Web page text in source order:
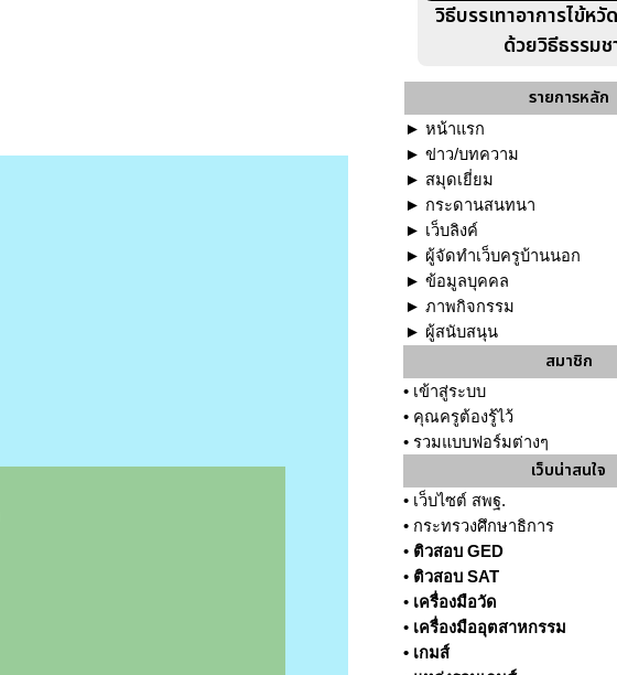
วิธีบรรเทาอาการไข้ห
ด้วยวิธีธรรม
รายการหลัก
► หน้าแรก
► ข่าว/บทความ
► สมุดเยี่ยม
► กระดานสนทนา
► เว็บลิงค์
► ผู้จัดทำเว็บครูบ้านนอก
► ข้อมูลบุคคล
► ภาพกิจกรรม
► ผู้สนับสนุน
สมาชิก
• เข้าสู่ระบบ
• คุณครูต้องรู้ไว้
• รวมแบบฟอร์มต่างๆ
เว็บน่าสนใจ
• เว็บไซต์ สพฐ.
• กระทรวงศึกษาธิการ
• ติวสอบ GED
• ติวสอบ SAT
• เครื่องมือวัด
• เครื่องมืออุตสาหกรรม
• เกมส์